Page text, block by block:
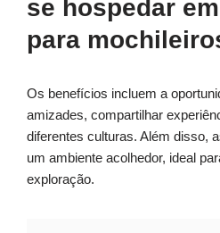
se hospedar
para
Os benefícios incluem a
amizades, compartilhar
diferentes culturas. Além disso,
um ambiente acolhedor, ideal
exploração.